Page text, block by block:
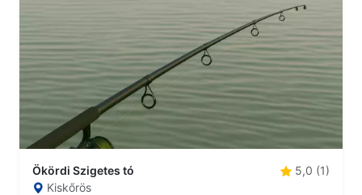
Ökördi Szigetes tó
5,0 (1)
Kiskőrös